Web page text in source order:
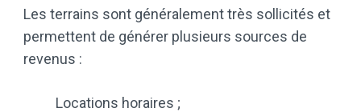
Les terrains sont généralement très sollicités et
permettent de générer plusieurs sources de
revenus :
Locations horaires ;